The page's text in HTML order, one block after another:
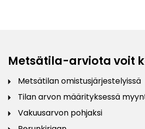
Metsätila-arviota voit
Metsätilan omistusjärjestelyissä
Tilan arvon määrityksessä
Vakuusarvon pohjaksi